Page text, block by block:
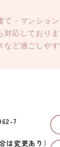
・マンショ
対応しており
ど過ごしや
7
は変更あり）